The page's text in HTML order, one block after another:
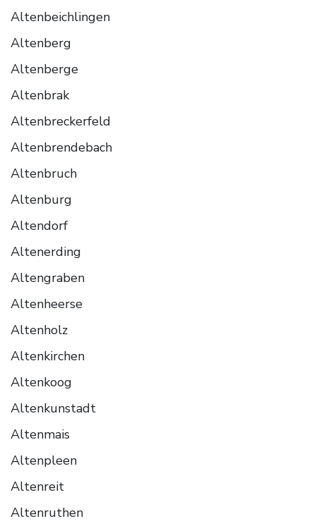
Altenbeichlingen
Altenberg
Altenberge
Altenbrak
Altenbreckerfeld
Altenbrendebach
Altenbruch
Altenburg
Altendorf
Altenerding
Altengraben
Altenheerse
Altenholz
Altenkirchen
Altenkoog
Altenkunstadt
Altenmais
Altenpleen
Altenreit
Altenruthen